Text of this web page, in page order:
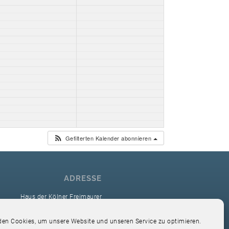
Cookies, um unsere Website und unseren Service zu optimieren.
Gefilterten Kalender abonnieren
ADRESSE
Haus der Kölner Freimaurer
Hardefuststr. 9